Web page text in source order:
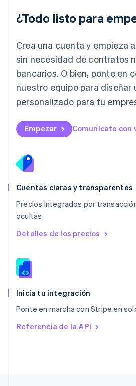
¿Todo listo para
Crea una cuenta y empieza
sin necesidad de contratos
bancarios. O bien, ponte en
nuestro equipo para diseñar
personalizado para tu
Empezar Comunícate con
Cuentas claras y transparentes
Precios integrados por
ocultas
Detalles de los precios
Inicia tu integración
Ponte en marcha con Stripe en
Referencia de la API
Letonia
English
Deutsch English
Lituania
English
Luxemburgo
FrançaisDeutsch English
English 简体中文
English
México
Noruega
English
English
NederlandsEnglish
Polonia
English
RAE de Hong Kong, China
Reino Unido
English
English
English